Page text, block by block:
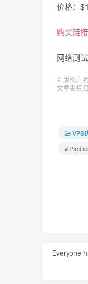
价格：
购买链接
网络测
© 版权声明
文章版权
VPS
#
Everyone